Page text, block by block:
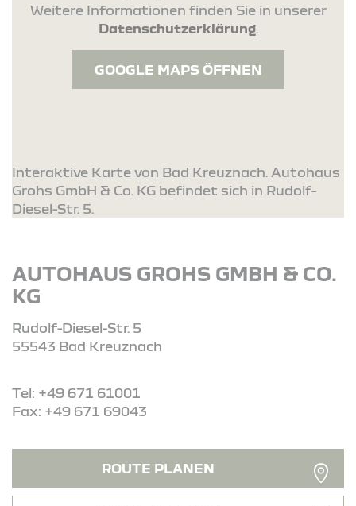
Weitere Informationen finden Sie in unserer
Datenschutzerklärung.
GOOGLE MAPS ÖFFNEN
Interaktive Karte von Bad Kreuznach. Autohaus
Grohs GmbH & Co. KG befindet sich in Rudolf-
Diesel-Str. 5.
AUTOHAUS GROHS GMBH & CO.
KG
Rudolf-Diesel-Str. 5
55543 Bad Kreuznach
Tel: +49 671 61001
Fax: +49 671 69043
ROUTE PLANEN